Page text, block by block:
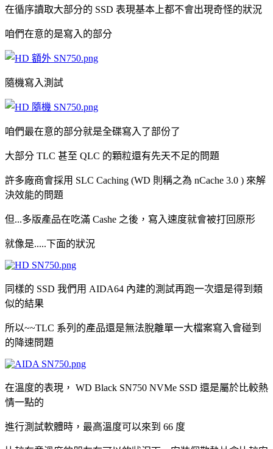
在循序讀取大部分的 SSD 表現基本上都不會出現奇怪的狀況
咱們在意的是寫入的部分
隨機寫入測試
咱們最在意的部分就是全碟寫入了部份了
大部分 TLC 甚至 QLC 的顆粒還有先天不足的問題
許多廠商會採用 SLC Caching (WD 則稱之為 nCache 3.0 ) 來解
決效能的問題
但...多版產品在吃滿 Cashe 之後，寫入速度就會被打回原形
就像是.....下面的狀況
同樣的 SSD 我們用 AIDA64 內建的測試再跑一次還是得到類
似的結果
所以~~TLC 系列的產品還是無法脫離單一大檔案寫入會碰到
的降速問題
在溫度的表現， WD Black SN750 NVMe SSD 還是屬於比較熱
情一點的
進行測試軟體時，最高溫度可以來到 66 度